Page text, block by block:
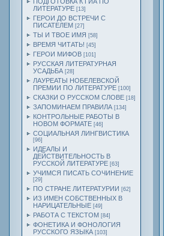
ЛИТЕРАТУРЕ [13]
ГЕРОИ ДО ВСТРЕЧИ С
ПИСАТЕЛЕМ [27]
ТЫ И ТВОЕ ИМЯ [58]
ВРЕМЯ ЧИТАТЬ! [45]
ГЕРОИ МИФОВ [101]
РУССКАЯ ЛИТЕРАТУРНАЯ
УСАДЬБА [28]
ЛАУРЕАТЫ НОБЕЛЕВСКОЙ
ПРЕМИИ ПО ЛИТЕРАТУРЕ [100]
СКАЗКИ О РУССКОМ СЛОВЕ [18]
ЗАПОМИНАЕМ ПРАВИЛА [134]
КОНТРОЛЬНЫЕ РАБОТЫ В
НОВОМ ФОРМАТЕ [46]
СОЦИАЛЬНАЯ ЛИНГВИСТИКА
[96]
ИДЕАЛЫ И
ДЕЙСТВИТЕЛЬНОСТЬ В
РУССКОЙ ЛИТЕРАТУРЕ [63]
УЧИМСЯ ПИСАТЬ СОЧИНЕНИЕ
[29]
ПО СТРАНЕ ЛИТЕРАТУРИИ [62]
ИЗ ИМЕН СОБСТВЕННЫХ В
НАРИЦАТЕЛЬНЫЕ [49]
РАБОТА С ТЕКСТОМ [84]
ФОНЕТИКА И ФОНОЛОГИЯ
РУССКОГО ЯЗЫКА [103]